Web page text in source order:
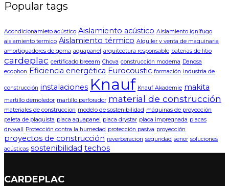
Popular tags
Acondicionamieto acústico Aislamiento acústico Aislamiento ignífugo
aislamiento termico Aislamiento térmico Alquiler y venta de maquinaria
amortiguadores de goma aquapanel arquitectura responsable baterias de litio
cardeplac certificado breeam Chova construcción moderna Danosa
ecophon Eficiencia energética Eurocoustic formación industria de
construcción instalaciones Knauf Knauf Akademie makita
martillo demoledor martillo perforador material de construcción
materiales de construccion modelo de sostenibilidad máquinas de proyección
paleta de plaquista placa aquapanel placa drystar placa impregnada placas
drywall
Protección contra la humedad protección pasiva proyección
proyectos de construcción reverberacion seguridad senor soluciones
acústicas sostenibilidad techos
CARDEPLAC